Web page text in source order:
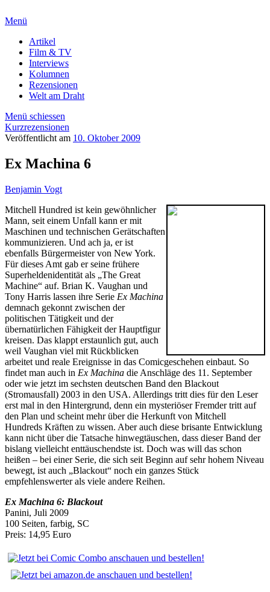
Menü
Artikel
Film & TV
Interviews
Kolumnen
Rezensionen
Welt am Draht
Menü schiessen
Kurzrezensionen
Veröffentlicht am 10. Oktober 2009
Ex Machina 6
Benjamin Vogt
Mitchell Hundred ist kein gewöhnlicher
Mann, seit einem Unfall kann er mit
Maschinen und technischen Gerätschaften
kommunizieren. Und ach ja, er ist
ebenfalls Bürgermeister von New York.
Für dieses Amt gab er seine frühere
Superheldenidentität als „The Great
Machine“ auf. Brian K. Vaughan und
Tony Harris lassen ihre Serie Ex Machina
demnach gekonnt zwischen der
politischen Tätigkeit und der
übernatürlichen Fähigkeit der Hauptfigur
kreisen. Das klappt erstaunlich gut, auch
weil Vaughan viel mit Rückblicken
arbeitet und reale Ereignisse in das Comicgeschehen einbaut. So
findet man auch in Ex Machina die Anschläge des 11. September
oder wie jetzt im sechsten deutschen Band den Blackout
(Stromausfall) 2003 in den USA. Allerdings tritt dies für den Leser
erst mal in den Hintergrund, denn ein mysteriöser Fremder tritt auf
den Plan und scheint mehr über die Herkunft von Mitchell
Hundreds Kräften zu wissen. Aber auch diese brisante Entwicklung
kann nicht über die Tatsache hinwegtäuschen, dass dieser Band der
bislang vielleicht enttäuschendste ist. Doch was will das schon
heißen – bei einer Serie, die sich seit Beginn auf sehr hohem Niveau
bewegt, ist auch „Blackout“ noch ein ganzes Stück
empfehlenswerter als viele andere Reihen.
Ex Machina 6: Blackout
Panini, Juli 2009
100 Seiten, farbig, SC
Preis: 14,95 Euro